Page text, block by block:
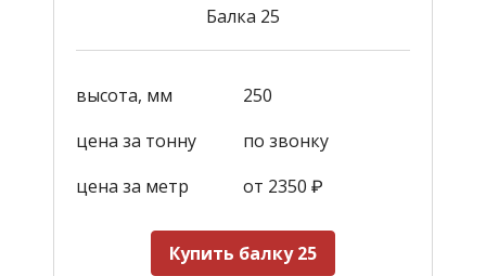
Балка 25
высота, мм
250
цена за тонну
по звонку
цена за метр
от 2350 ₽
Купить балку 25